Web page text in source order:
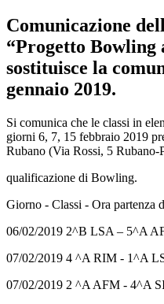
Comunicazione
“Progetto Bowling
sostituisce la
gennaio 2019.
Si comunica che le classi in
giorni 6, 7, 15 febbraio 2019
Rubano (Via Rossi, 5 Rubano-
qualificazione di Bowling.
Giorno - Classi - Ora partenza
06/02/2019 2^B LSA – 5^A
07/02/2019 4 ^A RIM - 1^A
07/02/2019 2 ^A AFM - 4^A